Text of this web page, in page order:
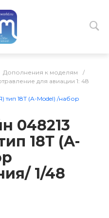
Дополнения к моделям
/
для авиации 1: 48
тип 18Т (A-Model) /набор
048213
18Т (A-
1/48